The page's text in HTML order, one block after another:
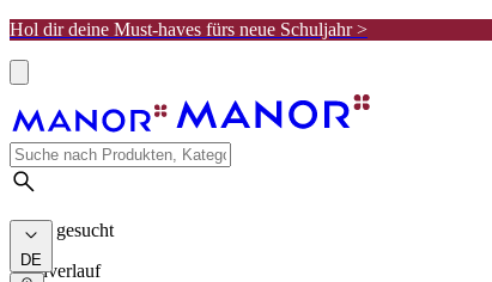
Hol dir deine Must-haves fürs neue Schuljahr >
Meist gesucht
Suchverlauf
DE